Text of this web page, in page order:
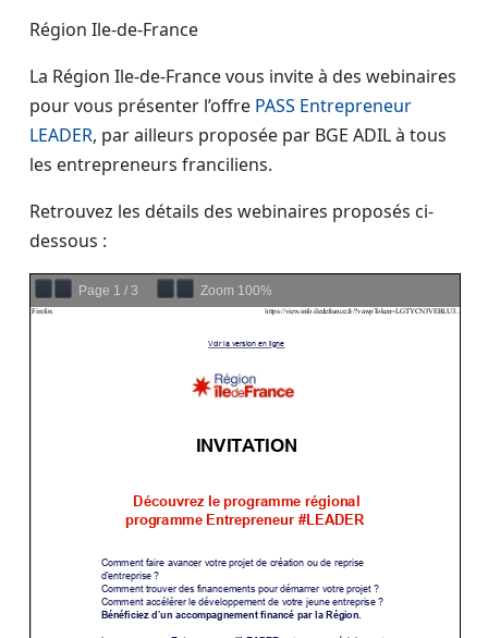
Région Ile-de-France
La Région Ile-de-France vous invite à des webinaires
pour vous présenter l’offre PASS Entrepreneur
LEADER, par ailleurs proposée par BGE ADIL à tous
les entrepreneurs franciliens.
Retrouvez les détails des webinaires proposés ci-
dessous :
Page 1 / 3 Zoom 100%